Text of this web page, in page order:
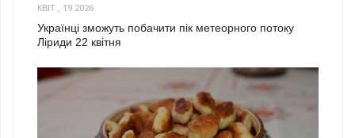
КВІТ., 19 2026
Українці зможуть побачити пік метеорного потоку
Ліриди 22 квітня